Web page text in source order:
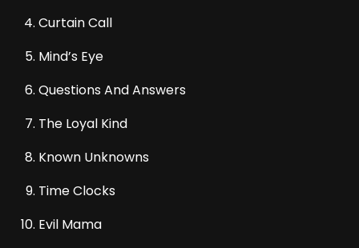
Curtain Call
Mind’s Eye
Questions And Answers
The Loyal Kind
Known Unknowns
Time Clocks
Evil Mama